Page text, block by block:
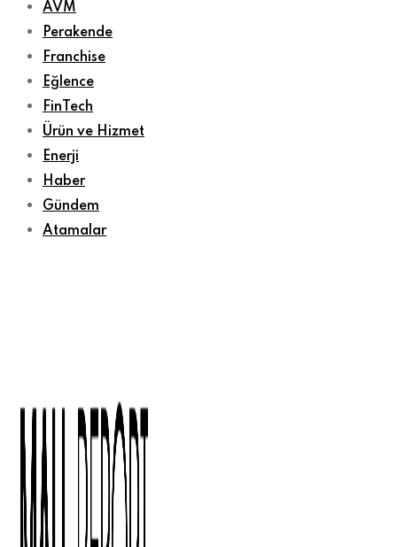
AVM
Perakende
Franchise
Eğlence
FinTech
Ürün ve Hizmet
Enerji
Haber
Gündem
Atamalar